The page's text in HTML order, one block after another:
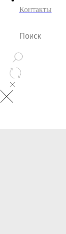
Контакты